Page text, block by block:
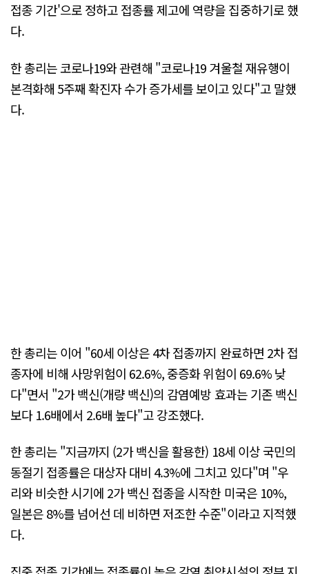
접종 기간'으로 정하고 접종률 제고에 역량을 집중하기로 했
다.
한 총리는 코로나19와 관련해 "코로나19 겨울철 재유행이
본격화해 5주째 확진자 수가 증가세를 보이고 있다"고 말했
다.
한 총리는 이어 "60세 이상은 4차 접종까지 완료하면 2차 접
종자에 비해 사망위험이 62.6%, 중증화 위험이 69.6% 낮
다"면서 "2가 백신(개량 백신)의 감염예방 효과는 기존 백신
보다 1.6배에서 2.6배 높다"고 강조했다.
한 총리는 "지금까지 (2가 백신을 활용한) 18세 이상 국민의
동절기 접종률은 대상자 대비 4.3%에 그치고 있다"며 "우
리와 비슷한 시기에 2가 백신 접종을 시작한 미국은 10%,
일본은 8%를 넘어선 데 비하면 저조한 수준"이라고 지적했
다.